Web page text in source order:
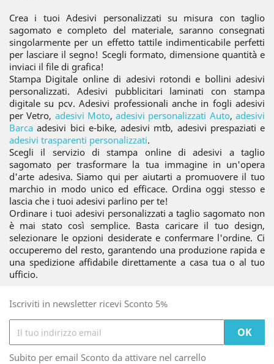
Crea i tuoi Adesivi personalizzati su misura con taglio
sagomato e completo del materiale, saranno consegnati
singolarmente per un effetto tattile indimenticabile perfetti
per lasciare il segno! Scegli formato, dimensione quantità e
inviaci il file di grafica!
Stampa Digitale online di adesivi rotondi e bollini adesivi
personalizzati. Adesivi pubblicitari laminati con stampa
digitale su pcv. Adesivi professionali anche in fogli adesivi
per Vetro, adesivi Moto,adesivi personalizzati Auto,adesivi
Barca adesivi bici e-bike, adesivi mtb, adesivi prespaziati e
adesivi trasparenti personalizzati.
Scegli il servizio di stampa online di adesivi a taglio
sagomato per trasformare la tua immagine in un'opera
d'arte adesiva. Siamo qui per aiutarti a promuovere il tuo
marchio in modo unico ed efficace. Ordina oggi stesso e
lascia che i tuoi adesivi parlino per te!
Ordinare i tuoi adesivi personalizzati a taglio sagomato non
è mai stato così semplice. Basta caricare il tuo design,
selezionare le opzioni desiderate e confermare l'ordine. Ci
occuperemo del resto, garantendo una produzione rapida e
una spedizione affidabile direttamente a casa tua o al tuo
ufficio.
Iscriviti in newsletter ricevi Sconto 5%
Subito per email Sconto da attivare nel carrello